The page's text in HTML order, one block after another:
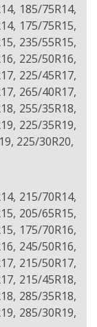
185/75R14,
175/75R15,
235/55R15,
225/50R16,
225/45R17,
265/40R17,
255/35R18,
225/35R19,
225/30R20,
215/70R14,
205/65R15,
175/70R16,
245/50R16,
215/50R17,
215/45R18,
285/35R18,
285/30R19,